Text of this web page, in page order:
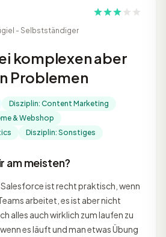
- Selbstständiger
komplexen aber
Problemen
Disziplin: Content Marketing
& Webshop
Disziplin: Sonstiges
am meisten?
ist recht praktisch, wenn
arbeitet, es ist aber nicht
alles auch wirklich zum laufen zu
es läuft und man etwas Übung